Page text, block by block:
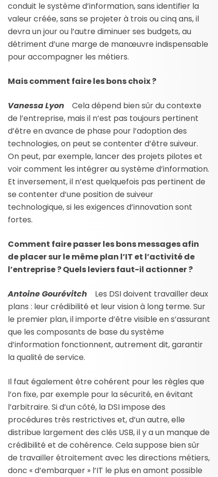
conduit le système d’information, sans identifier la
valeur créée, sans se projeter à trois ou cinq ans, il
devra un jour ou l’autre diminuer ses budgets, au
détriment d’une marge de manœuvre indispensable
pour accompagner les métiers.
Mais comment faire les bons choix ?
Vanessa Lyon Cela dépend bien sûr du contexte
de l’entreprise, mais il n’est pas toujours pertinent
d’être en avance de phase pour l’adoption des
technologies, on peut se contenter d’être suiveur.
On peut, par exemple, lancer des projets pilotes et
voir comment les intégrer au système d’information.
Et inversement, il n’est quelquefois pas pertinent de
se contenter d’une position de suiveur
technologique, si les exigences d’innovation sont
fortes.
Comment faire passer les bons messages afin
de placer sur le même plan l’IT et l’activité de
l’entreprise ? Quels leviers faut-il actionner ?
Antoine Gourévitch Les DSI doivent travailler deux
plans : leur crédibilité et leur vision à long terme. Sur
le premier plan, il importe d’être visible en s’assurant
que les composants de base du système
d’information fonctionnent, autrement dit, garantir
la qualité de service.
Il faut également être cohérent pour les règles que
l’on fixe, par exemple pour la sécurité, en évitant
l’arbitraire. Si d’un côté, la DSI impose des
procédures très restrictives et, d’un autre, elle
distribue largement des clés USB, il y a un manque de
crédibilité et de cohérence. Cela suppose bien sûr
de travailler étroitement avec les directions métiers,
donc « d’embarquer » l’IT le plus en amont possible